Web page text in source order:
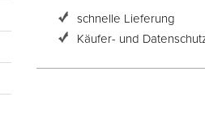
schnelle Lieferung
Käufer- und